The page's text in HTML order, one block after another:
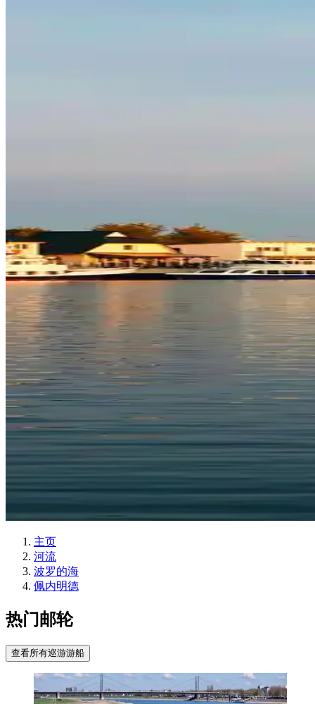
主页
河流
波罗的海
佩内明德
热门邮轮
查看所有巡游游船